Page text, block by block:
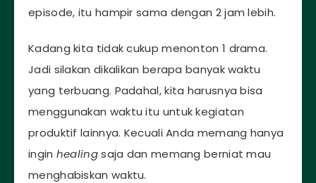
episode, itu hampir sama dengan 2 jam lebih.
Kadang kita tidak cukup menonton 1 drama.
Jadi silakan dikalikan berapa banyak waktu
yang terbuang. Padahal, kita harusnya bisa
menggunakan waktu itu untuk kegiatan
produktif lainnya. Kecuali Anda memang hanya
ingin healingsaja dan memang berniat mau
menghabiskan waktu.